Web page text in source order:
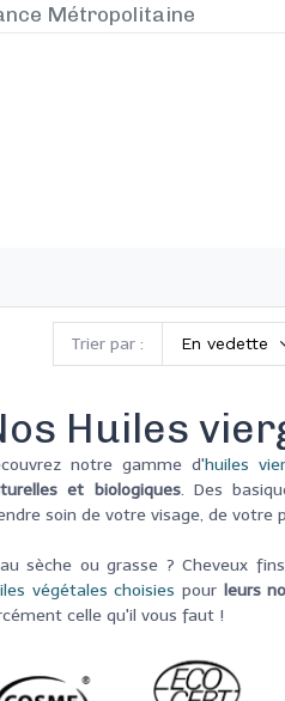
Métropolitaine
Trier par : En vedette
Huiles
notre gamme d'huiles
et biologiques. Des
soin de votre visage, de votre
sèche ou grasse ? Cheveux
végétales choisies pour leurs
celle qu'il vous faut !